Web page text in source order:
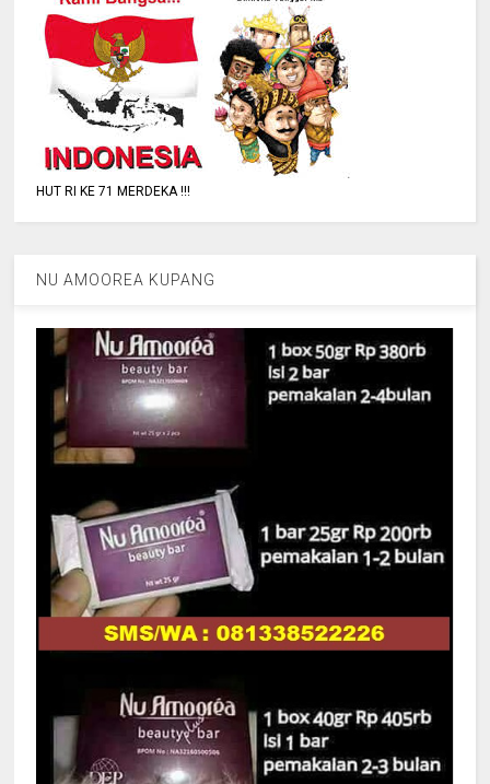
HUT RI KE 71 MERDEKA !!!
NU AMOOREA KUPANG